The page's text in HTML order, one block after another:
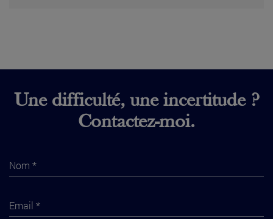
Une difficulté, une incertitude ?
Contactez-moi.